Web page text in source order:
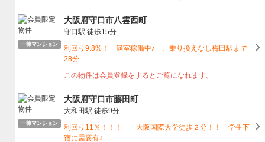
一棟マンション
大阪府守口市八雲西町
守口駅 徒歩15分
利回り9.8%！ 満室稼働中♪ 、乗り換えなし梅田駅まで
28分
この物件は会員登録をするとご覧になれます。
一棟マンション
大阪府守口市藤田町
大和田駅 徒歩9分
利回り11％！！！ 大阪国際大学徒歩２分！！ 学生下
宿に需要有♪